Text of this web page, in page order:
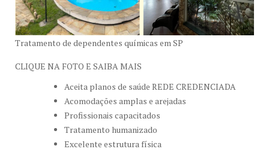
Tratamento de dependentes químicas em SP
CLIQUE NA FOTO E SAIBA MAIS
Aceita planos de saúde REDE CREDENCIADA
Acomodações amplas e arejadas
Profissionais capacitados
Tratamento humanizado
Excelente estrutura física